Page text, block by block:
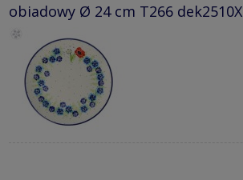
obiadowy Ø 24 cm T266 dek2510X